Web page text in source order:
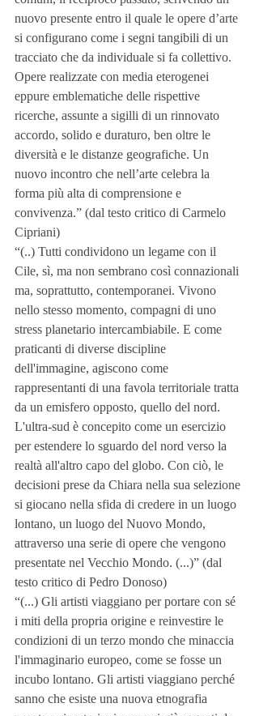
nuovo presente entro il quale le opere d’arte
si configurano come i segni tangibili di un
tracciato che da individuale si fa collettivo.
Opere realizzate con media eterogenei
eppure emblematiche delle rispettive
ricerche, assunte a sigilli di un rinnovato
accordo, solido e duraturo, ben oltre le
diversità e le distanze geografiche. Un
nuovo incontro che nell’arte celebra la
forma più alta di comprensione e
convivenza.” (dal testo critico di Carmelo
Cipriani)
“(..) Tutti condividono un legame con il
Cile, sì, ma non sembrano così connazionali
ma, soprattutto, contemporanei. Vivono
nello stesso momento, compagni di uno
stress planetario intercambiabile. E come
praticanti di diverse discipline
dell'immagine, agiscono come
rappresentanti di una favola territoriale tratta
da un emisfero opposto, quello del nord.
L'ultra-sud è concepito come un esercizio
per estendere lo sguardo del nord verso la
realtà all'altro capo del globo. Con ciò, le
decisioni prese da Chiara nella sua selezione
si giocano nella sfida di credere in un luogo
lontano, un luogo del Nuovo Mondo,
attraverso una serie di opere che vengono
presentate nel Vecchio Mondo. (...)” (dal
testo critico di Pedro Donoso)
“(...) Gli artisti viaggiano per portare con sé
i miti della propria origine e reinvestire le
condizioni di un terzo mondo che minaccia
l'immaginario europeo, come se fosse un
incubo lontano. Gli artisti viaggiano perché
sanno che esiste una nuova etnografia